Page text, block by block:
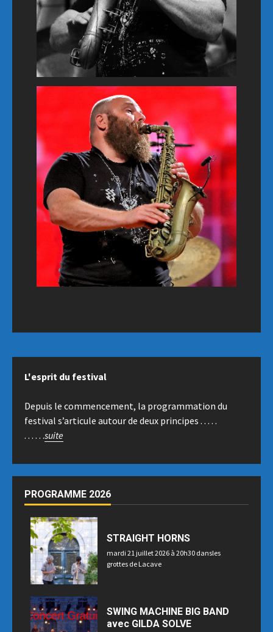
L'esprit du festival
Depuis le commencement, la programmation du
festival s’articule autour de deux principes . . . . .
. . . . . .suite
PROGRAMME 2026
STRAIGHT HORNS
mardi 21 juillet 2026 à 20h30 dansles
grottes de Lacave
SWING MACHINE BIG BAND
avec GILDA SOLVE